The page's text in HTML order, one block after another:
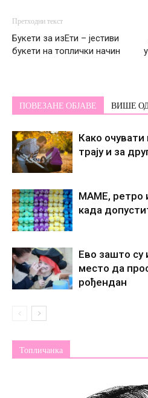
Претходни текст
Букети за изЕти – јестиви
букети на топлички начин
ПОВЕЗАНЕ ОБЈАВЕ ВИШЕ
Како
трају и за
МАМЕ, ретро
када
Ево зашто су
место да
рођендан
Топличанка